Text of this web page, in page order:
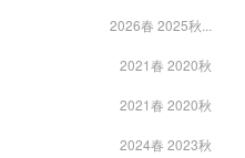
2026春 2025秋...
2021春 2020秋
2021春 2020秋
2024春 2023秋